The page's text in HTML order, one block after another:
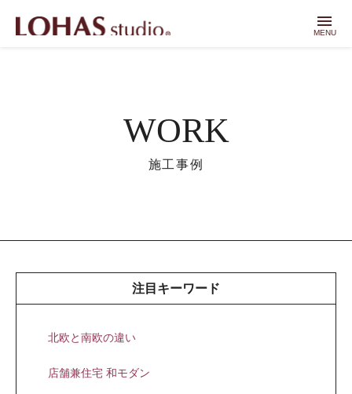
menu
MENU
WORK
施工事例
注目キーワード
北欧と南欧の違い
店舗兼住宅 和モダン